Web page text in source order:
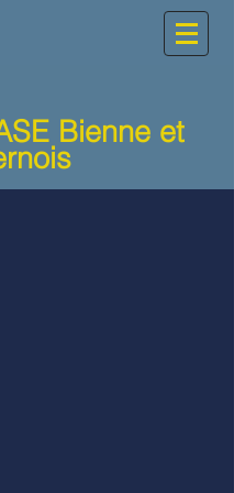
Bienne et